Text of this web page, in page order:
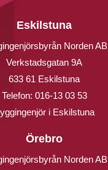
Eskilstuna
Norden AB
Verkstadsgatan 9A
633 61 Eskilstuna
Telefon: 016-13 03 53
i Eskilstuna
Örebro
Norden AB